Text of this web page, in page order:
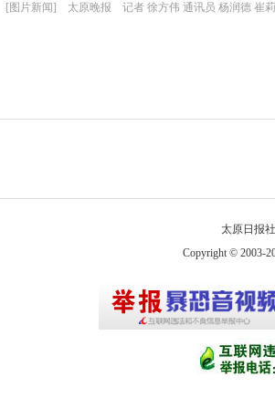
[图片新闻] 太原晚报 记者 徐方伟 通讯员 杨润德 崔
太原日报
Copyright © 2003-